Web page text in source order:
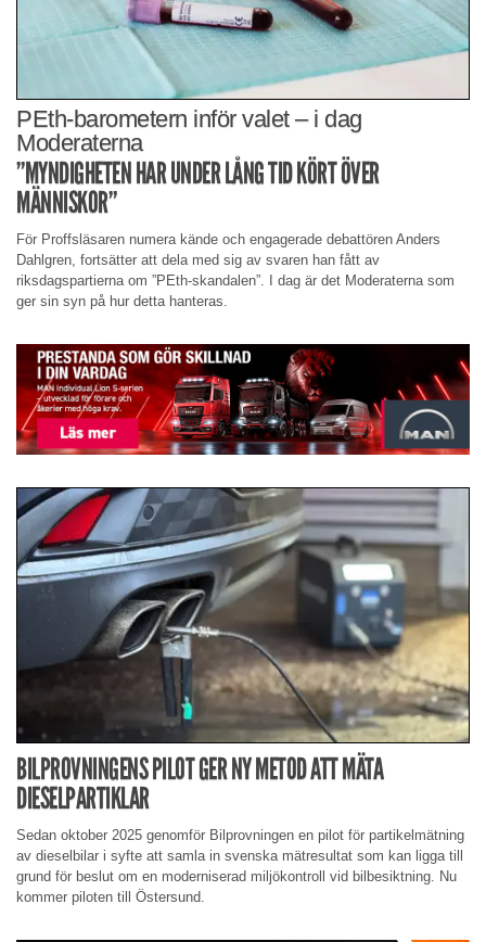
PEth-barometern inför valet – i dag
Moderaterna
”MYNDIGHETEN HAR UNDER LÅNG TID KÖRT ÖVER
MÄNNISKOR”
För Proffsläsaren numera kände och engagerade debattören Anders
Dahlgren, fortsätter att dela med sig av svaren han fått av
riksdagspartierna om ”PEth-skandalen”. I dag är det Moderaterna som
ger sin syn på hur detta hanteras.
BILPROVNINGENS PILOT GER NY METOD ATT MÄTA
DIESELPARTIKLAR
Sedan oktober 2025 genomför Bilprovningen en pilot för partikelmätning
av dieselbilar i syfte att samla in svenska mätresultat som kan ligga till
grund för beslut om en moderniserad miljökontroll vid bilbesiktning. Nu
kommer piloten till Östersund.